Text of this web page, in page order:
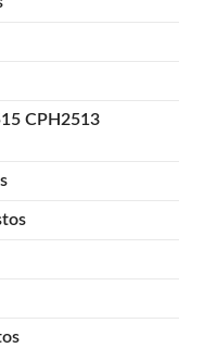
CPH2513